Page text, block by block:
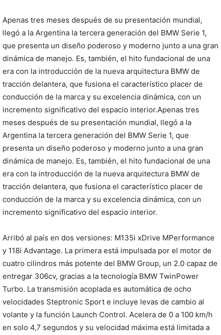
Apenas tres meses después de su presentación mundial,
llegó a la Argentina la tercera generación del BMW Serie 1,
que presenta un diseño poderoso y moderno junto a una gran
dinámica de manejo. Es, también, el hito fundacional de una
era con la introducción de la nueva arquitectura BMW de
tracción delantera, que fusiona el característico placer de
conducción de la marca y su excelencia dinámica, con un
incremento significativo del espacio interior.Apenas tres
meses después de su presentación mundial, llegó a la
Argentina la tercera generación del BMW Serie 1, que
presenta un diseño poderoso y moderno junto a una gran
dinámica de manejo. Es, también, el hito fundacional de una
era con la introducción de la nueva arquitectura BMW de
tracción delantera, que fusiona el característico placer de
conducción de la marca y su excelencia dinámica, con un
incremento significativo del espacio interior.
Arribó al país en dos versiones: M135i xDrive MPerformance
y 118i Advantage. La primera está impulsada por el motor de
cuatro cilindros más potente del BMW Group, un 2.0 capaz de
entregar 306cv, gracias a la tecnología BMW TwinPower
Turbo. La transmisión acoplada es automática de ocho
velocidades Steptronic Sport e incluye levas de cambio al
volante y la función Launch Control. Acelera de 0 a 100 km/h
en solo 4,7 segundos y su velocidad máxima está limitada a